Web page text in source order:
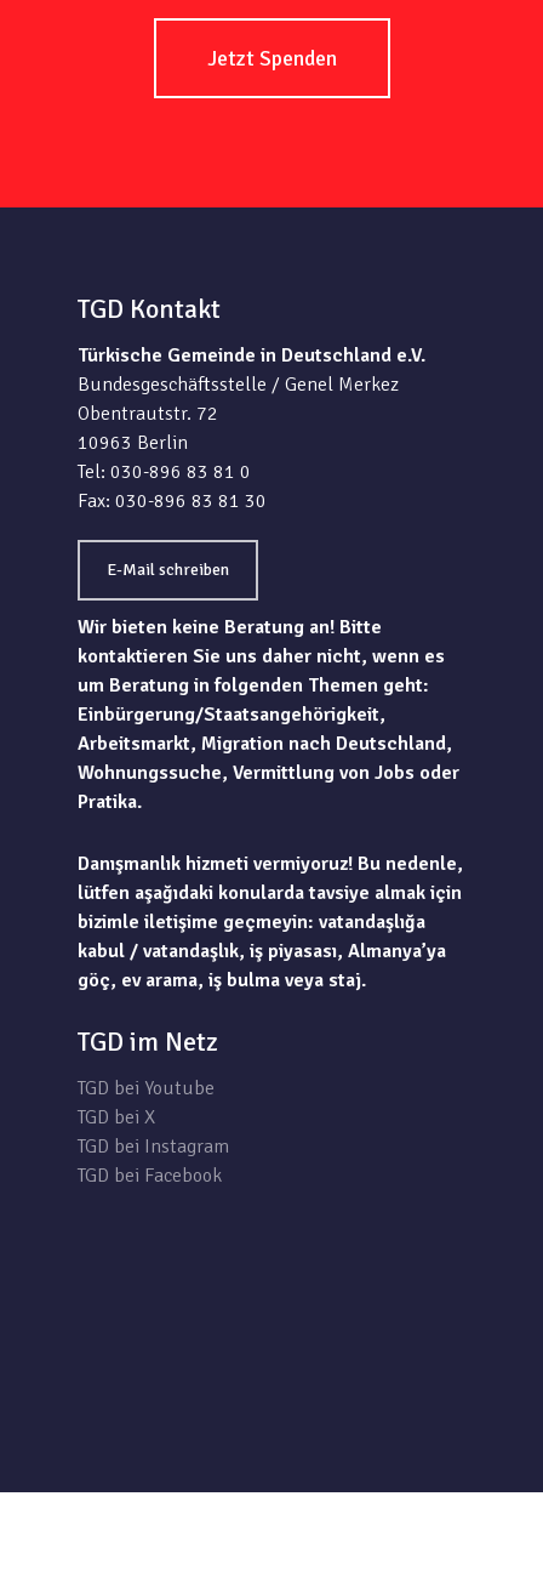
Jetzt Spenden
TGD Kontakt
Türkische Gemeinde in Deutschland e.V.
Bundesgeschäftsstelle / Genel Merkez
Obentrautstr. 72
10963 Berlin
Tel: 030-896 83 81 0
Fax: 030-896 83 81 30
E-Mail schreiben
Wir bieten keine Beratung an! Bitte
kontaktieren Sie uns daher nicht, wenn es
um Beratung in folgenden Themen geht:
Einbürgerung/Staatsangehörigkeit,
Arbeitsmarkt, Migration nach Deutschland,
Wohnungssuche, Vermittlung von Jobs oder
Pratika.
Danışmanlık hizmeti vermiyoruz! Bu nedenle,
lütfen aşağıdaki konularda tavsiye almak için
bizimle iletişime geçmeyin: vatandaşlığa
kabul / vatandaşlık, iş piyasası, Almanya’ya
göç, ev arama, iş bulma veya staj.
TGD im Netz
TGD bei Youtube
TGD bei X
TGD bei Instagram
TGD bei Facebook